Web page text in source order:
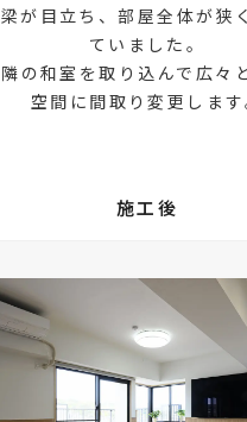
梁が目立ち、部屋全体が狭
ていました。
隣の和室を取り込んで広々
空間に間取り変更します
施工後